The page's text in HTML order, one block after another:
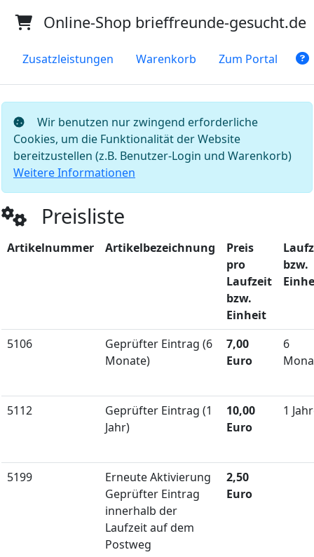
Online-Shop brieffreunde-gesucht.de
Zusatzleistungen Warenkorb Zum Portal
Wir benutzen nur zwingend erforderliche
Cookies, um die Funktionalität der Website
bereitzustellen (z.B. Benutzer-Login und Warenkorb)
Weitere Informationen
Preisliste
Artikelnummer Artikelbezeichnung
Preis
pro
Laufzeit
bzw.
Einheit
bzw.
5106
Geprüfter Eintrag (6
Monate)
7,00
Euro
6
5112
Geprüfter Eintrag (1
Jahr)
10,00
Euro
1
5199
Erneute Aktivierung
Geprüfter Eintrag
innerhalb der
Laufzeit auf dem
Postweg
2,50
Euro